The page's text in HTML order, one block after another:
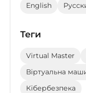
English
Теги
Virtual Master
Віртуальна
Кібербезпека